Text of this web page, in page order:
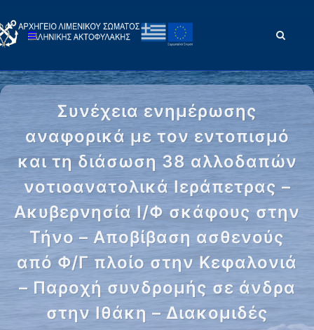
Συνέχεια ενημέρωσης
αναφορικά με τον εντοπισμό
και τη διάσωση 38 αλλοδαπών
νοτιοανατολικά Ιεράπετρας –
Ακυβερνησία Ι/Φ σκάφους στην
Τήνο – Αποβίβαση ασθενούς
από Φ/Γ πλοίο στην Κεφαλονιά
– Παροχή συνδρομής σε άνδρα
στην Ιθάκη – Διακομιδές